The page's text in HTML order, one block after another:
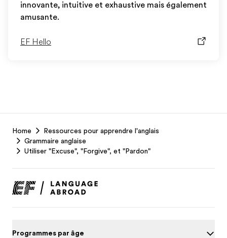
innovante, intuitive et exhaustive mais également
amusante.
EF Hello
Footer
Home
Ressources pour apprendre l'anglais
Grammaire anglaise
Utiliser "Excuse", "Forgive", et "Pardon"
Programmes par âge